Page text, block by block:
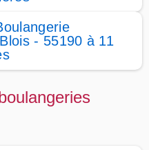
- 55190 à 11